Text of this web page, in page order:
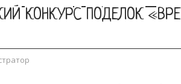
КОНКУРС ПОДЕЛОК